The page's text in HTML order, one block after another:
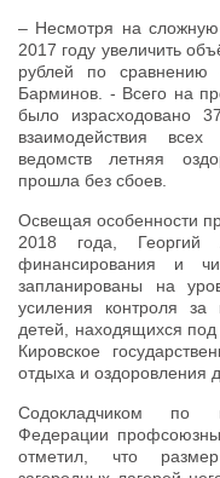
– Несмотря на
2017 году увеличить
рублей по
Барминов. - Всего на
было израсходовано
взаимодействия
ведомств летняя
прошла без сбоев.
Освещая особенности
2018 года, Георгий
финансирования и
запланированы на
усиления контроля за
детей, находящихся под
Кировское
отдыха и оздоровления
Содокладчиком по
Федерации
отметил, что